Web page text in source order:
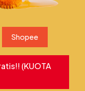
Shopee
(KUOTA